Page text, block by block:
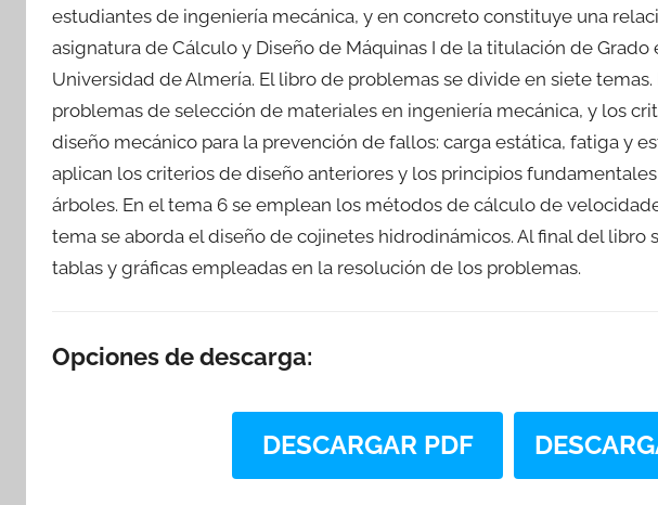
estudiantes de ingeniería mecánica, y en concreto constituye una
asignatura de Cálculo y Diseño de Máquinas I de la titulación de Grado
Universidad de Almería. El libro de problemas se divide en siete
problemas de selección de materiales en ingeniería mecánica, y los
diseño mecánico para la prevención de fallos: carga estática, fatiga y
aplican los criterios de diseño anteriores y los principios
árboles. En el tema 6 se emplean los métodos de cálculo de
tema se aborda el diseño de cojinetes hidrodinámicos. Al final del libro
tablas y gráficas empleadas en la resolución de los problemas.
Opciones de descarga:
DESCARGAR PDF